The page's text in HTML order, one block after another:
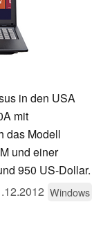
in den USA
mit
das Modell
und einer
950 US-Dollar.
Windows